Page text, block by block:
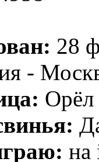
28
-
на